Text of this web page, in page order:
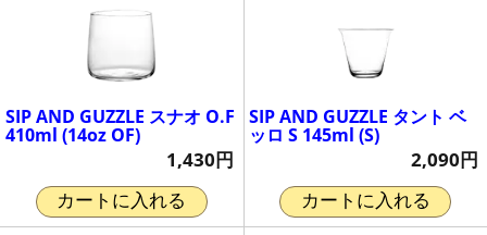
SIP AND GUZZLE スナオ O.F
410ml (14oz OF)
1,430円
カートに入れる
SIP AND GUZZLE タント ベ
ッロ S 145ml (S)
2,090円
カートに入れる